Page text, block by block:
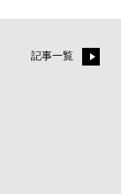
記事一覧